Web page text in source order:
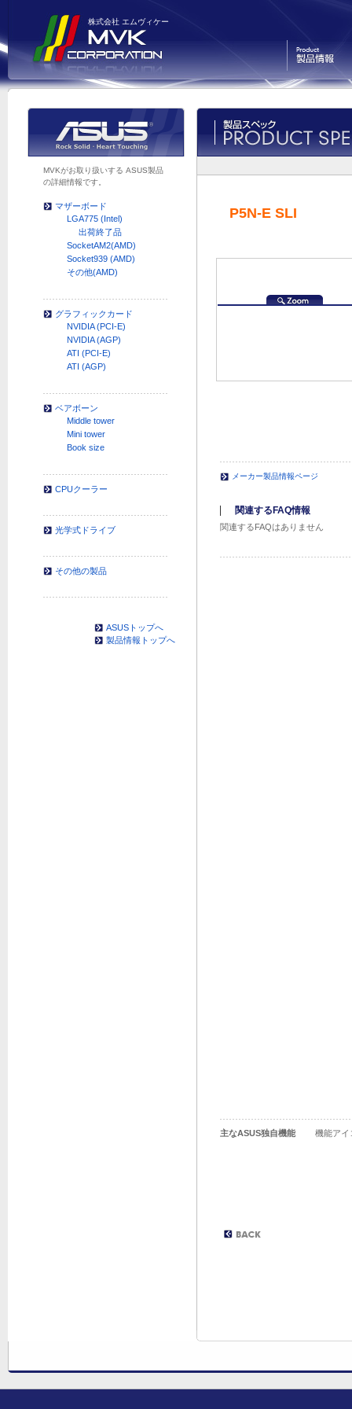
株式会社 エムヴィケー
P5N-E SLI
メーカー製品情報ページ
関連するFAQ情報
関連するFAQはありません
主なASUS独自機能 機能アイ
MVKがお取り扱いする ASUS製品
の詳細情報です。
マザーボード
LGA775 (Intel)
出荷終了品
SocketAM2(AMD)
Socket939 (AMD)
その他(AMD)
グラフィックカード
NVIDIA (PCI-E)
NVIDIA (AGP)
ATI (PCI-E)
ATI (AGP)
ベアボーン
Middle tower
Mini tower
Book size
CPUクーラー
光学式ドライブ
その他の製品
ASUSトップへ
製品情報トップへ